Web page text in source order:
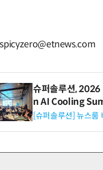
슈퍼솔루션,
n AI Cooling
리 성료
[슈퍼솔루션] 뉴스룸